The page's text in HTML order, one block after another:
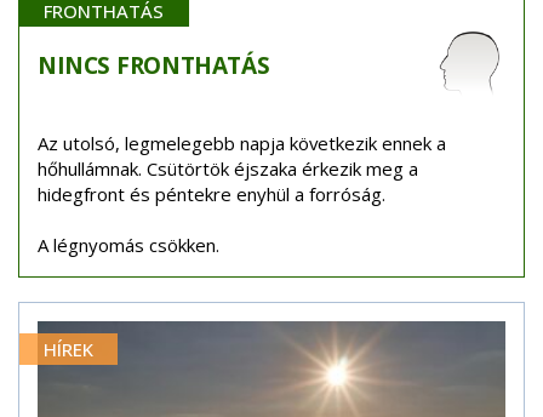
FRONTHATÁS
NINCS FRONTHATÁS
Az utolsó, legmelegebb napja következik ennek a
hőhullámnak. Csütörtök éjszaka érkezik meg a
hidegfront és péntekre enyhül a forróság.
A légnyomás csökken.
HÍREK